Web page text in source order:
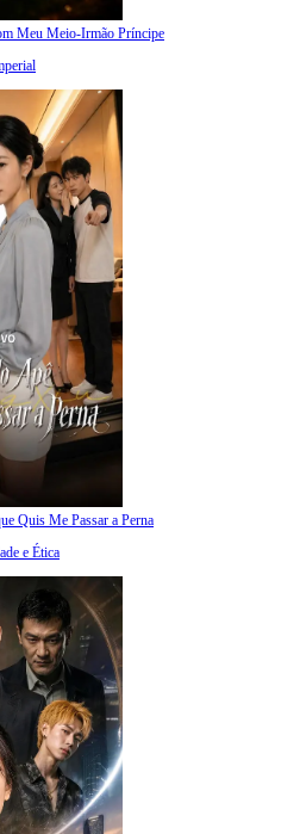
Meu Meio-Irmão Príncipe
Quis Me Passar a Perna
e Ética